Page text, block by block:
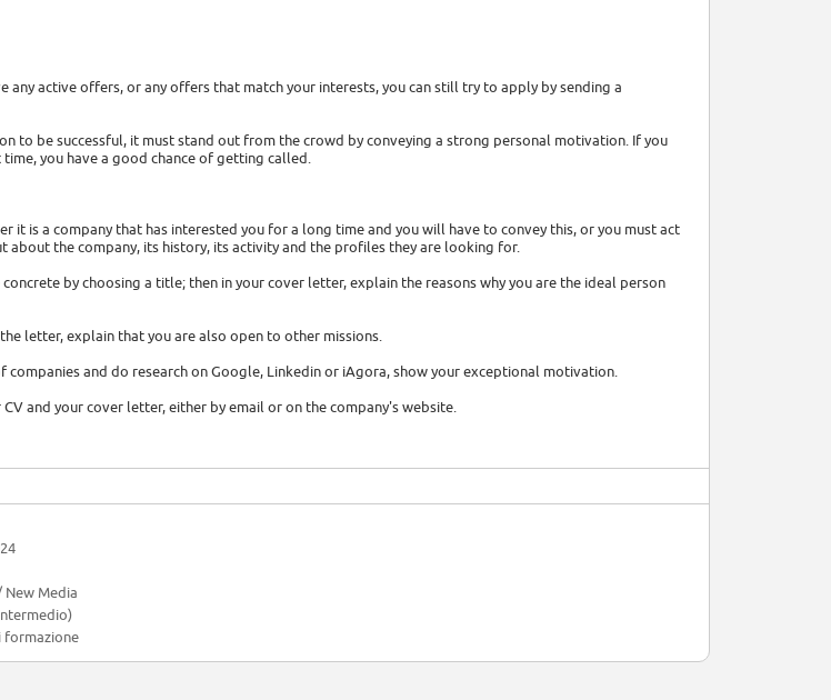
any active offers, or any offers that match your interests, you can still try to apply by sending a
to be successful, it must stand out from the crowd by conveying a strong personal motivation. If you
you have a good chance of getting called.
it is a company that has interested you for a long time and you will have to convey this, or you must act
about the company, its history, its activity and the profiles they are looking for.
by choosing a title; then in your cover letter, explain the reasons why you are the ideal person
letter, explain that you are also open to other missions.
companies and do research on Google, Linkedin or iAgora, show your exceptional motivation.
and your cover letter, either by email or on the company's website.
New Media
formazione